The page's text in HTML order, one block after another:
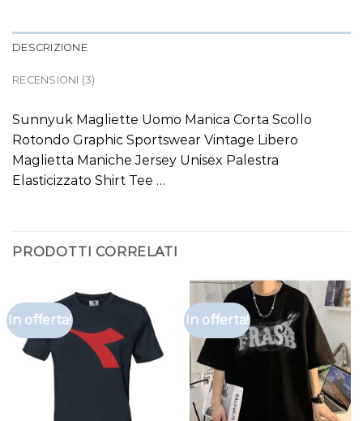
DESCRIZIONE
RECENSIONI (3)
Sunnyuk Magliette Uomo Manica Corta Scollo
Rotondo Graphic Sportswear Vintage Libero
Maglietta Maniche Jersey Unisex Palestra
Elasticizzato Shirt Tee …
PRODOTTI CORRELATI
In offerta! In offerta!